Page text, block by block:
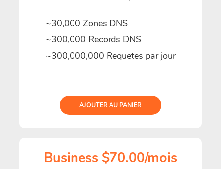
~30,000 Zones DNS
~300,000 Records DNS
~300,000,000 Requetes par jour
AJOUTER AU PANIER
Business $70.00/mois